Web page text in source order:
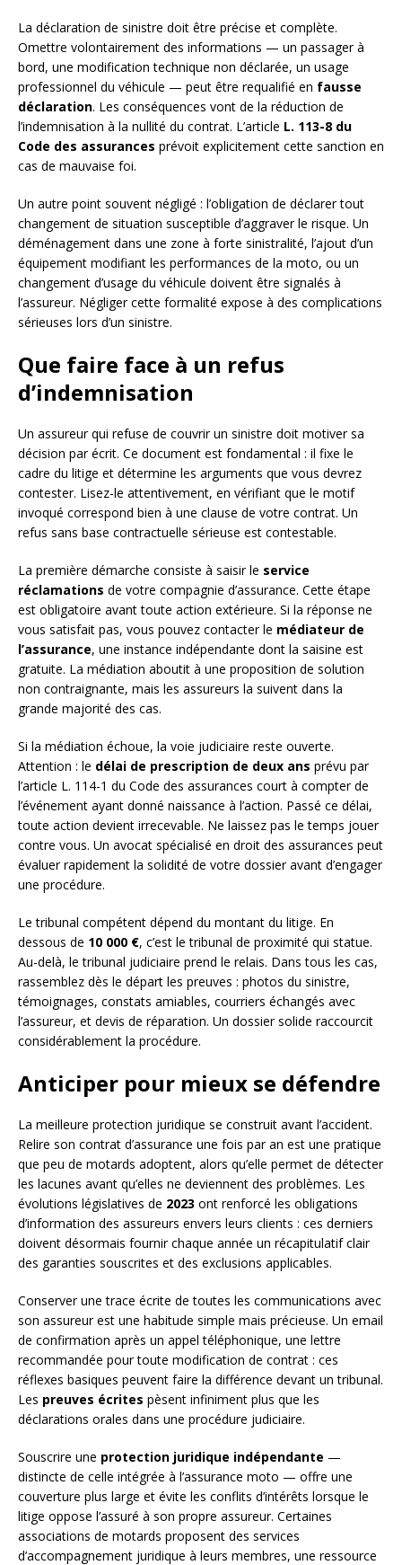
La déclaration de sinistre doit être précise et complète.
Omettre volontairement des informations — un passager à
bord, une modification technique non déclarée, un usage
professionnel du véhicule — peut être requalifié en fausse
déclaration. Les conséquences vont de la réduction de
l’indemnisation à la nullité du contrat. L’article L. 113-8 du
Code des assurances prévoit explicitement cette sanction en
cas de mauvaise foi.
Un autre point souvent négligé : l’obligation de déclarer tout
changement de situation susceptible d’aggraver le risque. Un
déménagement dans une zone à forte sinistralité, l’ajout d’un
équipement modifiant les performances de la moto, ou un
changement d’usage du véhicule doivent être signalés à
l’assureur. Négliger cette formalité expose à des complications
sérieuses lors d’un sinistre.
Que faire face à un refus
d’indemnisation
Un assureur qui refuse de couvrir un sinistre doit motiver sa
décision par écrit. Ce document est fondamental : il fixe le
cadre du litige et détermine les arguments que vous devrez
contester. Lisez-le attentivement, en vérifiant que le motif
invoqué correspond bien à une clause de votre contrat. Un
refus sans base contractuelle sérieuse est contestable.
La première démarche consiste à saisir le service
réclamations de votre compagnie d’assurance. Cette étape
est obligatoire avant toute action extérieure. Si la réponse ne
vous satisfait pas, vous pouvez contacter le médiateur de
l’assurance, une instance indépendante dont la saisine est
gratuite. La médiation aboutit à une proposition de solution
non contraignante, mais les assureurs la suivent dans la
grande majorité des cas.
Si la médiation échoue, la voie judiciaire reste ouverte.
Attention : le délai de prescription de deux ans prévu par
l’article L. 114-1 du Code des assurances court à compter de
l’événement ayant donné naissance à l’action. Passé ce délai,
toute action devient irrecevable. Ne laissez pas le temps jouer
contre vous. Un avocat spécialisé en droit des assurances peut
évaluer rapidement la solidité de votre dossier avant d’engager
une procédure.
Le tribunal compétent dépend du montant du litige. En
dessous de 10 000 €, c’est le tribunal de proximité qui statue.
Au-delà, le tribunal judiciaire prend le relais. Dans tous les cas,
rassemblez dès le départ les preuves : photos du sinistre,
témoignages, constats amiables, courriers échangés avec
l’assureur, et devis de réparation. Un dossier solide raccourcit
considérablement la procédure.
Anticiper pour mieux se défendre
La meilleure protection juridique se construit avant l’accident.
Relire son contrat d’assurance une fois par an est une pratique
que peu de motards adoptent, alors qu’elle permet de détecter
les lacunes avant qu’elles ne deviennent des problèmes. Les
évolutions législatives de 2023 ont renforcé les obligations
d’information des assureurs envers leurs clients : ces derniers
doivent désormais fournir chaque année un récapitulatif clair
des garanties souscrites et des exclusions applicables.
Conserver une trace écrite de toutes les communications avec
son assureur est une habitude simple mais précieuse. Un email
de confirmation après un appel téléphonique, une lettre
recommandée pour toute modification de contrat : ces
réflexes basiques peuvent faire la différence devant un tribunal.
Les preuves écrites pèsent infiniment plus que les
déclarations orales dans une procédure judiciaire.
Souscrire une protection juridique indépendante —
distincte de celle intégrée à l’assurance moto — offre une
couverture plus large et évite les conflits d’intérêts lorsque le
litige oppose l’assuré à son propre assureur. Certaines
associations de motards proposent des services
d’accompagnement juridique à leurs membres, une ressource